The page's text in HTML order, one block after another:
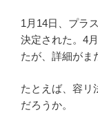
1月14日、プラ
決定された。4
たが、詳細がま
たとえば、容リ
だろうか。